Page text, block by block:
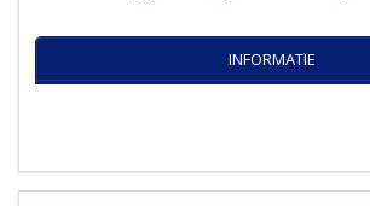
INFORMATIE